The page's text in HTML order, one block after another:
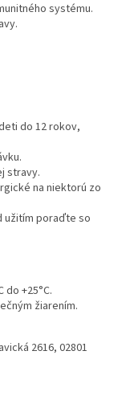
systému.
do 12 rokov,
stravy.
na niektorú zo
užitím poraďte so
+25°C.
žiarením.
2616, 02801